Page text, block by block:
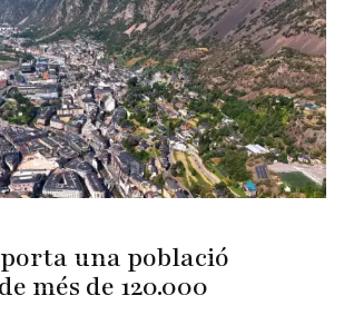
una població
més de 120.000